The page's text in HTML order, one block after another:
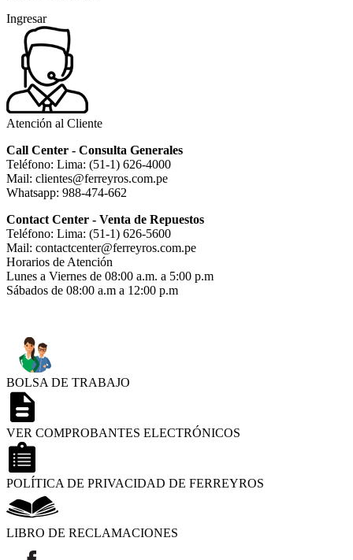
Ingresar
Atención al Cliente
Call Center - Consulta Generales
Teléfono: Lima: (51-1) 626-4000
Mail: clientes@ferreyros.com.pe
Whatsapp: 988-474-662
Contact Center - Venta de Repuestos
Teléfono: Lima: (51-1) 626-5600
Mail: contactcenter@ferreyros.com.pe
Horarios de Atención
Lunes a Viernes de 08:00 a.m. a 5:00 p.m
Sábados de 08:00 a.m a 12:00 p.m
BOLSA DE TRABAJO
VER COMPROBANTES ELECTRÓNICOS
POLÍTICA DE PRIVACIDAD DE FERREYROS
LIBRO DE RECLAMACIONES